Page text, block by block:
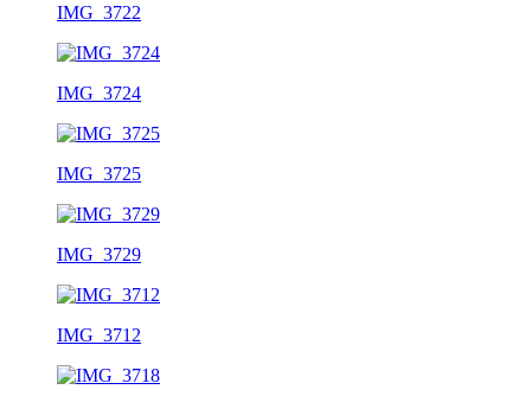
IMG_3722
IMG_3724
IMG_3725
IMG_3729
IMG_3712